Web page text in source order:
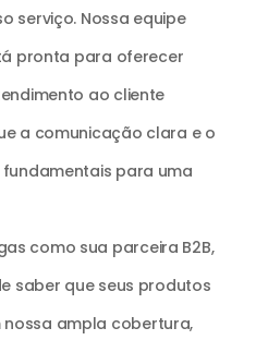
serviço. Nossa equipe
pronta para oferecer
ao cliente
a comunicação clara e o
para uma
como sua parceira B2B,
saber que seus produtos
ampla cobertura,